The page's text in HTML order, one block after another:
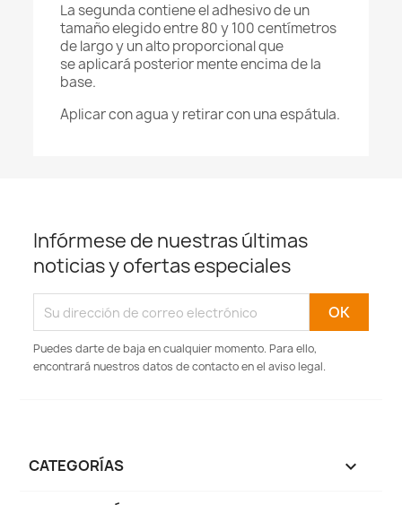
La segunda contiene el adhesivo de un
tamaño elegido entre 80 y 100 centímetros
de largo y un alto proporcional que
se aplicará posterior mente encima de la
base.
Aplicar con agua y retirar con una espátula.
Infórmese de nuestras últimas
noticias y ofertas especiales
Puedes darte de baja en cualquier momento. Para ello,
encontrará nuestros datos de contacto en el aviso legal.
CATEGORÍAS 